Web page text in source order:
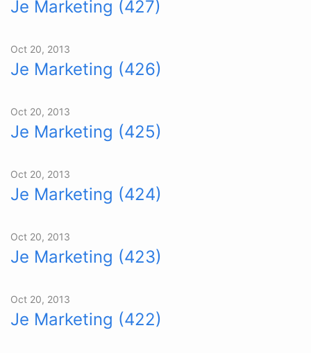
Je Marketing (427)
Oct 20, 2013
Je Marketing (426)
Oct 20, 2013
Je Marketing (425)
Oct 20, 2013
Je Marketing (424)
Oct 20, 2013
Je Marketing (423)
Oct 20, 2013
Je Marketing (422)